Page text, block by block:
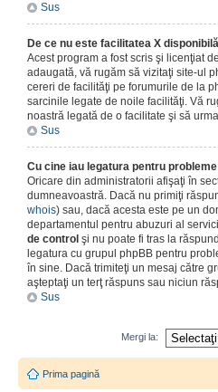
Sus
De ce nu este facilitatea X
Acest program a fost scris şi licenţiat
adaugată, vă rugăm să vizitaţi site-ul
cereri de facilităţi pe forumurile de la
sarcinile legate de noile facilităţi. Vă
noastră legată de o facilitate şi să
Sus
Cu cine iau legatura pentru
Oricare din administratorii afişaţi în
dumneavoastră. Dacă nu primiţi
whois) sau, dacă acesta este pe un
departamentul pentru abuzuri al
de control şi nu poate fi tras la
legatura cu grupul phpBB pentru
în sine. Dacă trimiteţi un mesaj către
aşteptaţi un terţ răspuns sau niciun
Sus
Mergi la:
Prima pagină